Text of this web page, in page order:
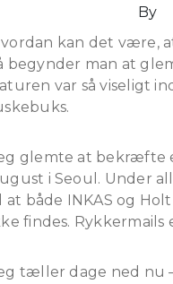
By
kan det være,
begynder man at
var så viseligt
glemte at bekræfte
i Seoul. Under
at både INKAS og
findes. Rykkermails
tæller dage ned nu